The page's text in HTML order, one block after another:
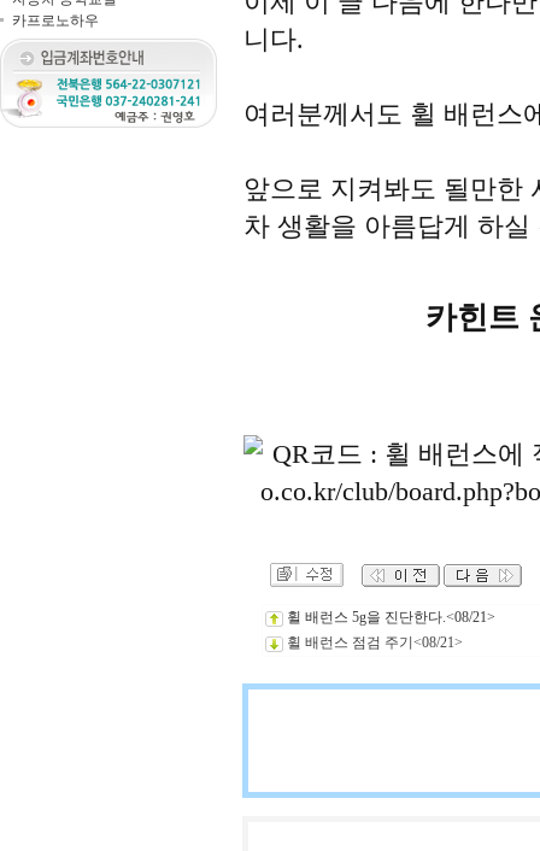
카프로노하우
니다.
여러분께서도 휠 배런스
앞으로 지켜봐도 될만한
차 생활을 아름답게 하실
카힌트
휠 배런스 5g을 진단한다.<08/21>
휠 배런스 점검 주기<08/21>